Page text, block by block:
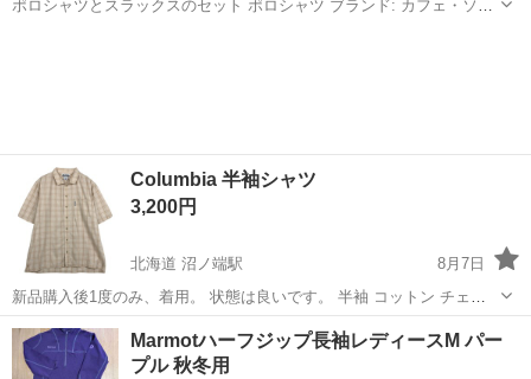
ポロシャツとスラックスのセット ポロシャツ ブランド: カフェ・ソー
Columbia 半袖シャツ
3,200円
北海道 沼ノ端駅
8月7日
新品購入後1度のみ、着用。 状態は良いです。 半袖 コットン チェッ
クシャツ Columbia/コロンビア 表記サイズ L 実寸サイズ(cm) 着丈
77.5cm / 身幅62.5cm / 肩幅52c...
北海道 苫小牧市 シャツ
Marmotハーフジップ長袖レディースM パー
プル 秋冬用